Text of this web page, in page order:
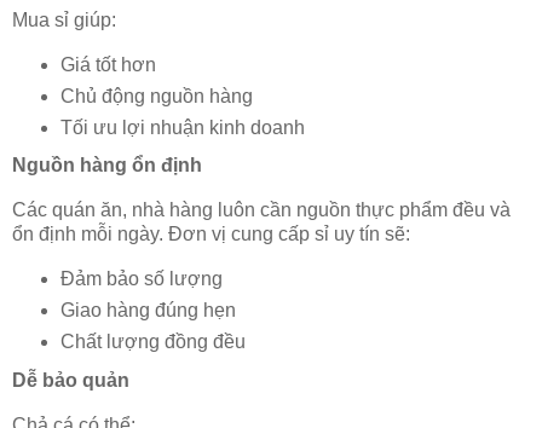
Mua sỉ giúp:
Giá tốt hơn
Chủ động nguồn hàng
Tối ưu lợi nhuận kinh doanh
Nguồn hàng ổn định
Các quán ăn, nhà hàng luôn cần nguồn thực phẩm đều và
ổn định mỗi ngày. Đơn vị cung cấp sỉ uy tín sẽ:
Đảm bảo số lượng
Giao hàng đúng hẹn
Chất lượng đồng đều
Dễ bảo quản